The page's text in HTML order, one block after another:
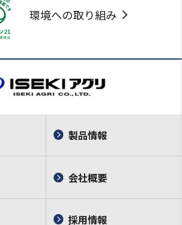
環境への取り組み
製品情報
会社概要
採用情報